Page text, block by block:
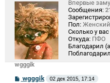
wgggik
Впервые
Сообщения:
Пол: Женский
Сколько у
Откуда: ПФО
Благодарил
Сwgggik 02 дек 2015, 17:14